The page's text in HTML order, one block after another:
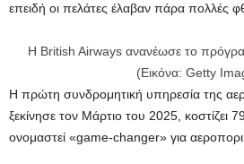
επειδή οι πελάτες έλαβαν πάρα πολλές
Η British Airways ανανέωσε το
(Εικόνα: Getty
Η πρώτη συνδρομητική υπηρεσία της
ξεκίνησε τον Μάρτιο του 2025, κοστίζει
ονομαστεί «game-changer» για